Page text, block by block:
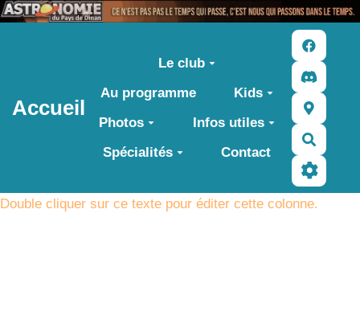
Accueil
Le club
Au programme
Kids
Photos
Infos utiles
Spécialités
Contact
Double cliquer sur ce texte pour éditer cette colonne.